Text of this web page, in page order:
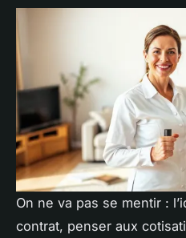
On ne va pas se mentir :
contrat, penser aux